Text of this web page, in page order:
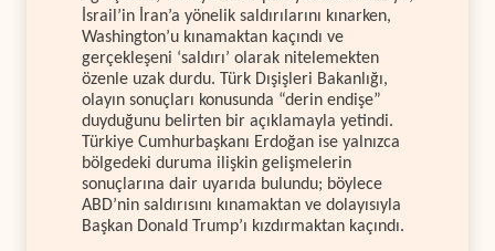
İsrail’in İran’a yönelik saldırılarını kınarken,
Washington’u kınamaktan kaçındı ve
gerçekleşeni ‘saldırı’ olarak nitelemekten
özenle uzak durdu. Türk Dışişleri Bakanlığı,
olayın sonuçları konusunda “derin endişe”
duyduğunu belirten bir açıklamayla yetindi.
Türkiye Cumhurbaşkanı Erdoğan ise yalnızca
bölgedeki duruma ilişkin gelişmelerin
sonuçlarına dair uyarıda bulundu; böylece
ABD’nin saldırısını kınamaktan ve dolayısıyla
Başkan Donald Trump’ı kızdırmaktan kaçındı.